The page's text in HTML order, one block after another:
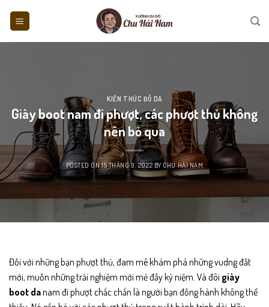
KIẾN THỨC ĐỒ DA
Giày boot nam đi phượt, các phượt thủ không
nên bỏ qua
POSTED ON15 THÁNG 9, 2022 BY CHU HẢI NAM
Đối với những bạn phượt thủ, đam mê khám phá những vudng đất
mới, muốn những trải nghiệm mới mẻ đầy kỷ niệm. Và đôi giày
boot danam đi phượt chắc chắn là người bạn đồng hành không thể